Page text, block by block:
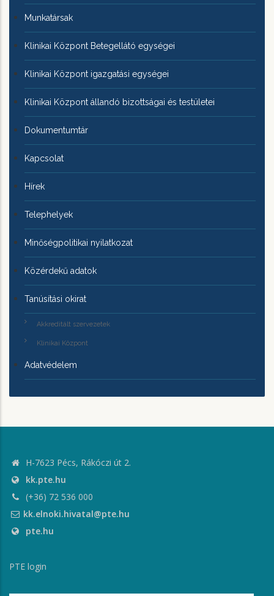
Munkatársak
Klinikai Központ Betegellátó egységei
Klinikai Központ igazgatási egységei
Klinikai Központ állandó bizottságai és testületei
Dokumentumtár
Kapcsolat
Hírek
Telephelyek
Minőségpolitikai nyilatkozat
Közérdekű adatok
Tanúsítási okirat
Akkreditált szervezetek
Klinikai Központ
Adatvédelem
H-7623 Pécs, Rákóczi út 2.
kk.pte.hu
(+36) 72 536 000
kk.elnoki.hivatal@pte.hu
pte.hu
PTE login